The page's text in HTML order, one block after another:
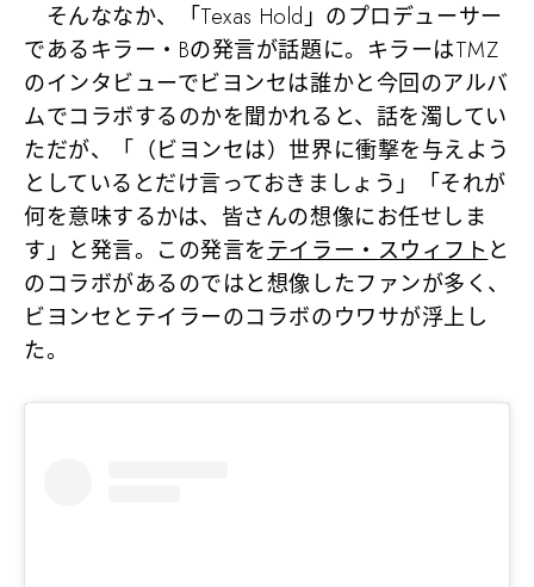
そんななか、「Texas Hold」のプロデューサー
であるキラー・Bの発言が話題に。キラーはTMZ
のインタビューでビヨンセは誰かと今回のアルバ
ムでコラボするのかを聞かれると、話を濁してい
ただが、「（ビヨンセは）世界に衝撃を与えよう
としているとだけ言っておきましょう」「それが
何を意味するかは、皆さんの想像にお任せしま
す」と発言。この発言をテイラー・スウィフト と
のコラボがあるのではと想像したファンが多く、
ビヨンセとテイラーのコラボのウワサが浮上し
た。